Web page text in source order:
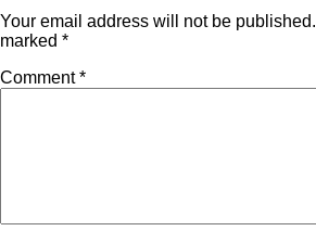
Your email address will not be published.
marked *
Comment*